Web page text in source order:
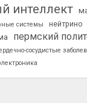
интеллект
системы нейтрино
пермский
сосудистые